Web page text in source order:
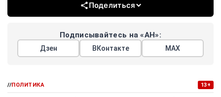
Поделиться
Подписывайтесь на «АН»:
Дзен ВКонтакте МАХ
//ПОЛИТИКА 13+